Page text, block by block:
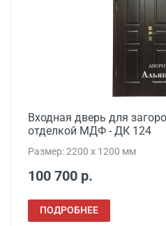
Входная дверь для
отделкой МДФ - ДК 124
Размер: 2200 x 1200 мм
100 700 р.
ПОДРОБНЕЕ